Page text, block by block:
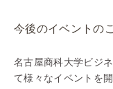
今後のイベントの
名古屋商科大学ビジ
て様々なイベントを